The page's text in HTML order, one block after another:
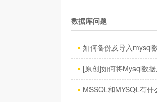
数据库问题
如何备份及导入mysql
[原创]如何将Mysql数
MSSQL和MYSQL有什